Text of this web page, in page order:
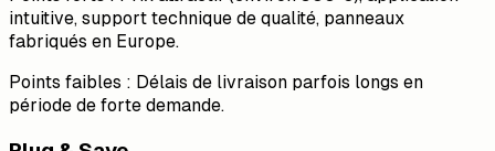
intuitive, support technique de qualité, panneaux
fabriqués en Europe.
Points faibles : Délais de livraison parfois longs en
période de forte demande.